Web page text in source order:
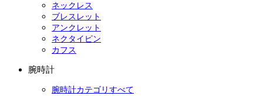
ネックレス
ブレスレット
アンクレット
ネクタイピン
カフス
腕時計
腕時計カテゴリすべて